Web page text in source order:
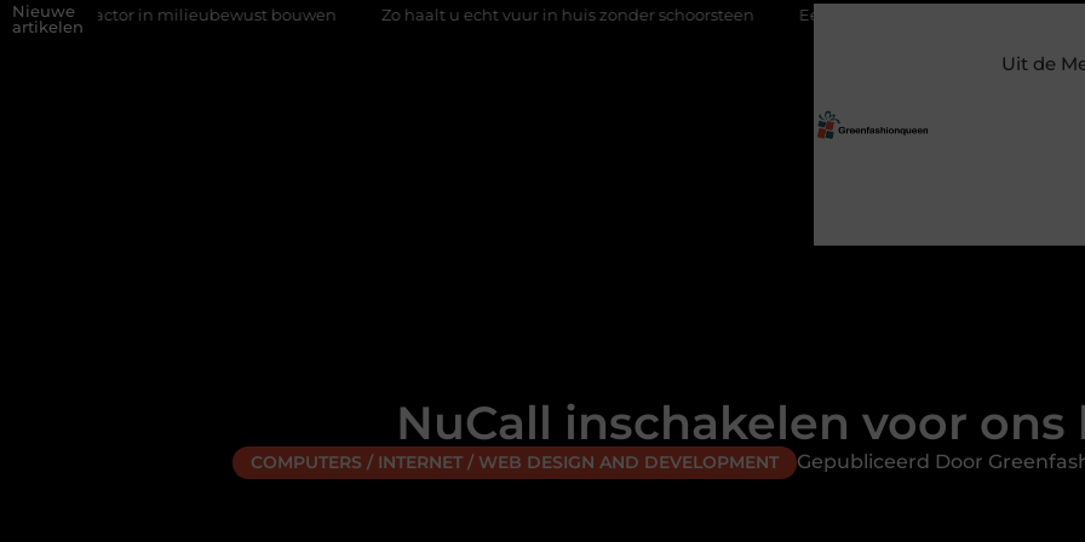
Nieuwe
artikelen
factor in milieubewust bouwen Zo haalt u echt vuur in huis zonder schoorsteen Een flexibele bijbaan met verantwoordelijkheid
Uit de
NuCall inschakelen voor
COMPUTERS / INTERNET / WEB DESIGN AND DEVELOPMENT Gepubliceerd Door